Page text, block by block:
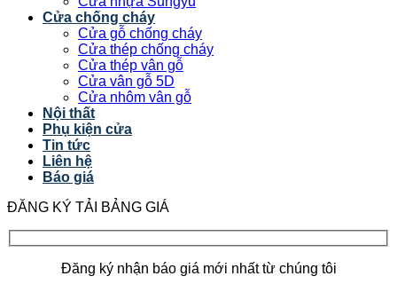
Cửa chống cháy
Cửa gỗ chống cháy
Cửa thép chống cháy
Cửa thép vân gỗ
Cửa vân gỗ 5D
Cửa nhôm vân gỗ
Nội thất
Phụ kiện cửa
Tin tức
Liên hệ
Báo giá
ĐĂNG KÝ TẢI BẢNG GIÁ
Đăng ký nhận báo giá mới nhất từ chúng tôi